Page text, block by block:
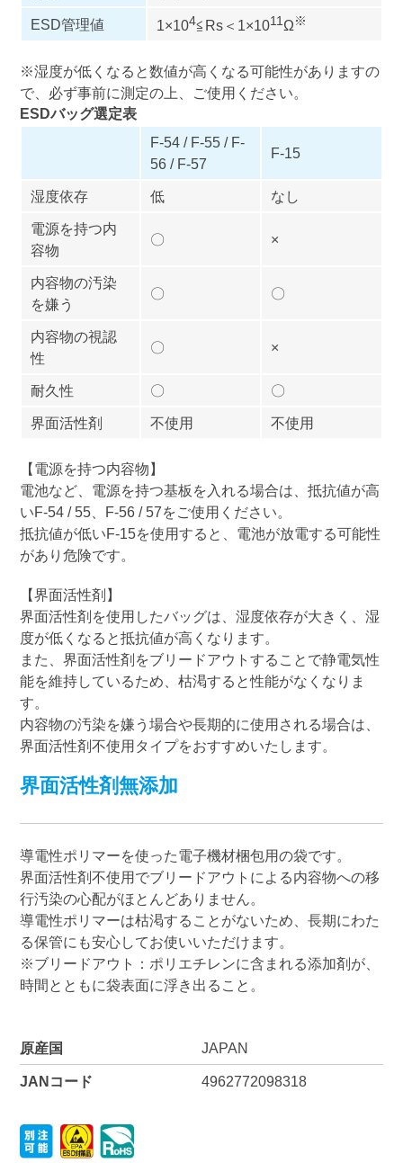
ESD管理値 1×104≦Rs＜1×1011 Ω ※
※湿度が低くなると数値が高くなる可能性がありますの
で、必ず事前に測定の上、ご使用ください。
ESDバッグ選定表
F-54 / F-55 / F-
56 / F-57
F-15
湿度依存 低
なし
電源を持つ内
容物
〇 ×
内容物の汚染
を嫌う
〇 〇
内容物の視認
性
〇 ×
耐久性 〇
〇
界面活性剤
不使用 不使用
【電源を持つ内容物】
電池など、電源を持つ基板を入れる場合は、抵抗値が高
いF-54 / 55、F-56 / 57をご使用ください。
抵抗値が低いF-15を使用すると、電池が放電する可能性
があり危険です。
【界面活性剤】
界面活性剤を使用したバッグは、湿度依存が大きく、湿
度が低くなると抵抗値が高くなります。
また、界面活性剤をブリードアウトすることで静電気性
能を維持しているため、枯渇すると性能がなくなりま
す。
内容物の汚染を嫌う場合や長期的に使用される場合は、
界面活性剤不使用タイプをおすすめいたします。
界面活性剤無添加
導電性ポリマーを使った電子機材梱包用の袋です。
界面活性剤不使用でブリードアウトによる内容物への移
行汚染の心配がほとんどありません。
導電性ポリマーは枯渇することがないため、長期にわた
る保管にも安心してお使いいただけます。
※ブリードアウト：ポリエチレンに含まれる添加剤が、
時間とともに袋表面に浮き出ること。
原産国 JAPAN
JANコード 4962772098318